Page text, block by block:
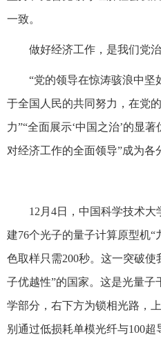
一致。
做好经济工作，是我们党
“党的领导在惊涛骇浪中坚
于全国人民的共同努力，在党
力”“全面展示‘中国之治’的显
对经济工作的全面领导”成为各
12月4日，中国科学技术
建76个光子的量子计算原型机“
色取样只需200秒。这一突破
子优越性”的国家。这是光量
学部分，右下方为锁相光路，
别通过低损耗单模光纤与100